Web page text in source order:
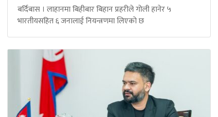
बर्दिबास । लाहानमा बिहीबार बिहान प्रहरीले गोली हानेर ५
भारतीयसहित ६ जनालाई नियन्त्रणमा लिएको छ